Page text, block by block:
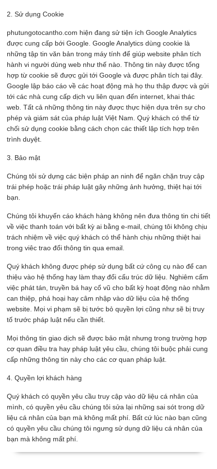
2. Sử dụng Cookie
phutungotocantho.com hiện đang sử tiện ích Google Analytics
được cung cấp bới Google. Google Analytics dùng cookie là
những tập tin văn bản trong máy tính để giúp website phân tích
hành vi người dùng web như thế nào. Thông tin này được tổng
hợp từ cookie sẽ được gửi tới Google và được phân tích tại đây.
Google lập báo cáo về các hoạt động mà họ thu thập được và gửi
tới các nhà cung cấp dịch vụ liên quan đến internet, khai thác
web. Tất cả những thông tin này được thực hiện dựa trên sự cho
phép và giám sát của pháp luật Việt Nam. Quý khách có thể từ
chối sử dụng cookie bằng cách chọn các thiết lập tích hợp trên
trình duyệt.
3. Bảo mật
Chúng tôi sử dựng các biện pháp an ninh để ngăn chặn truy cập
trái phép hoặc trái pháp luật gây những ảnh hưởng, thiệt hại tới
bạn.
Chúng tôi khuyến cáo khách hàng không nên đưa thông tin chi tiết
về việc thanh toán với bất kỳ ai bằng e-mail, chúng tôi không chịu
trách nhiệm về việc quý khách có thể hành chịu những thiệt hai
trong viêc trao đổi thông tin qua email.
Quý khách không được phép sử dụng bất cứ công cụ nào để can
thiệu vào hệ thống hay làm thay đổi cấu trúc dữ liệu. Nghiêm cấm
việc phát tán, truyền bá hay cổ vũ cho bất kỳ hoạt động nào nhằm
can thiệp, phá hoại hay câm nhập vào dữ liệu của hệ thống
website. Mọi vi phạm sẽ bị tước bỏ quyền lợi cũng như sẽ bị truy
tố trước pháp luật nếu cần thiết.
Mọi thông tin giao dịch sẽ được bảo mật nhưng trong trường hợp
cơ quan điều tra hay pháp luật yêu cầu, chúng tôi buộc phải cung
cấp những thông tin này cho các cơ quan pháp luật.
4. Quyền lợi khách hàng
Quý khách có quyền yêu cầu truy cập vào dữ liệu cá nhân của
mình, có quyền yêu cầu chúng tôi sửa lại những sai sót trong dữ
liệu cá nhân của bạn mà không mất phí. Bất cứ lúc nào bạn cũng
có quyền yêu cầu chúng tôi ngưng sử dụng dữ liệu cá nhân của
bạn mà không mất phí.